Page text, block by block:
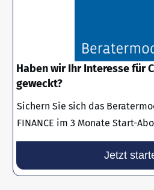
Haben wir Ihr Interesse für
geweckt?
Sichern Sie sich das
FINANCE im 3 Monate Start-
Jetzt